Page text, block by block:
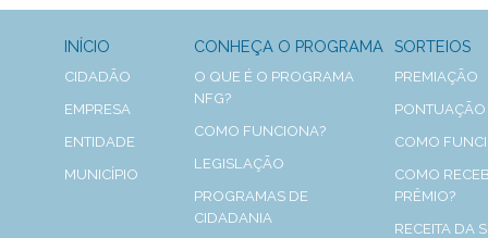
INÍCIO
CIDADÃO
EMPRESA
ENTIDADE
MUNICÍPIO
CONHEÇA O PROGRAMA
O QUE É O PROGRAMA
NFG?
COMO FUNCIONA?
LEGISLAÇÃO
PROGRAMAS DE
CIDADANIA
SORTEIOS
PREMIAÇÃO
PONTUAÇÃO
COMO
COMO
PRÊMIO?
RECEITA DA